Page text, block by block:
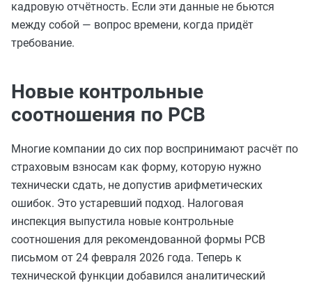
кадровую отчётность. Если эти данные не бьются
между собой — вопрос времени, когда придёт
требование.
Новые контрольные
соотношения по РСВ
Многие компании до сих пор воспринимают расчёт по
страховым взносам как форму, которую нужно
технически сдать, не допустив арифметических
ошибок. Это устаревший подход. Налоговая
инспекция выпустила новые контрольные
соотношения для рекомендованной формы РСВ
письмом от 24 февраля 2026 года. Теперь к
технической функции добавился аналитический